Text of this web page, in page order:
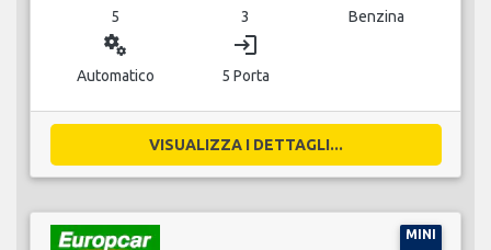
5 3 Benzina
miscellaneous_services
Automatico
login
5 Porta
VISUALIZZA I DETTAGLI...
MINI